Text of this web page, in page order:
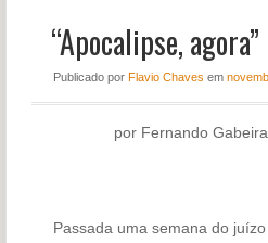
“Apocalipse, agora”
Publicado por Flavio Chaves em
por Fernando Gabeira
Passada uma semana do